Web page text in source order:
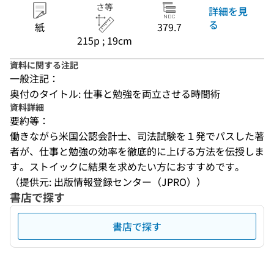
紙
さ等
215p ; 19cm
379.7
詳細を見
る
資料に関する注記
一般注記：
奥付のタイトル: 仕事と勉強を両立させる時間術
資料詳細
要約等：
働きながら米国公認会計士、司法試験を１発でパスした著
者が、仕事と勉強の効率を徹底的に上げる方法を伝授しま
す。ストイックに結果を求めたい方におすすめです。
（提供元: 出版情報登録センター（JPRO））
書店で探す
書店で探す